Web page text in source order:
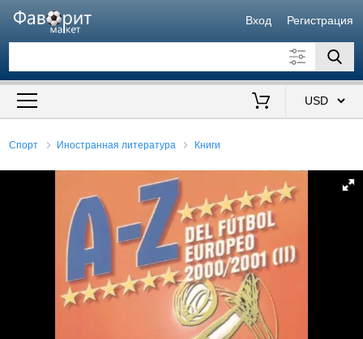
Вход Регистрация
Искать также в описании
Спорт Иностранная литература Книги